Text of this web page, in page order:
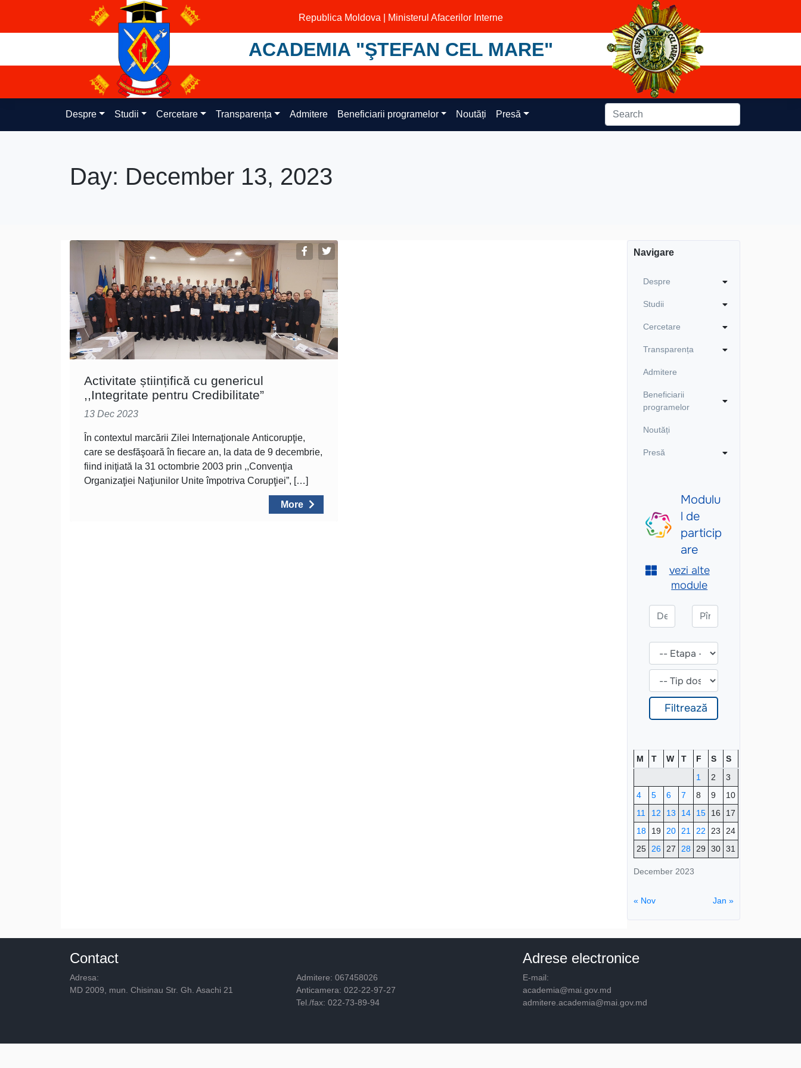
content
Republica Moldova | Ministerul Afacerilor Interne
ACADEMIA "ŞTEFAN CEL MARE"
Despre Studii Cercetare Transparența Admitere Beneficiarii programelor Noutăți Presă
Day: December 13, 2023
Activitate științifică cu genericul
,,Integritate pentru Credibilitate”
13 Dec 2023
În contextul marcării Zilei Internaţionale Anticorupţie,
care se desfăşoară în fiecare an, la data de 9 decembrie,
fiind iniţiată la 31 octombrie 2003 prin ,,Convenţia
Organizaţiei Naţiunilor Unite împotriva Corupţiei”, […]
More
Navigare
Despre
Studii
Cercetare
Transparența
Admitere
Beneficiarii
programelor
Noutăți
Presă
December 2023
M T W T F S
S
1
2
3
4
5 6 7 8 9
10
11
12 13 14 15 16
17
18
19 20 21 22 23
24
25
26 27 28 29 30 31
« Nov Jan »
Contact
Adresa:
MD 2009, mun. Chisinau Str. Gh. Asachi 21
Admitere: 067458026
Anticamera: 022-22-97-27
Tel./fax: 022-73-89-94
Adrese electronice
E-mail:
academia@mai.gov.md
admitere.academia@mai.gov.md